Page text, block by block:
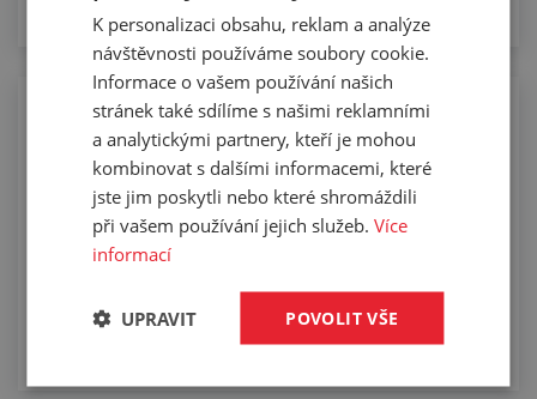
Řezání profilů na sekacím stroji
K personalizaci obsahu, reklam a analýze
návštěvnosti používáme soubory cookie.
Informace o vašem používání našich
stránek také sdílíme s našimi reklamními
a analytickými partnery, kteří je mohou
kombinovat s dalšími informacemi, které
jste jim poskytli nebo které shromáždili
při vašem používání jejich služeb.Více
informací
POVOLIT VŠE
UPRAVIT